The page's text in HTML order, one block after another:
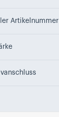
Artikelnummer